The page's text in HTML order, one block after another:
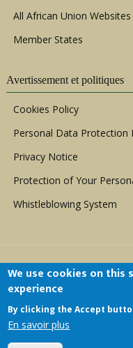
All African Union Websites
Member States
Avertissement et politiques
Cookies Policy
Personal Data Protection
Privacy Notice
Protection of Your
Whistleblowing System
Copyright ©
We use cookies on this
experience
By clicking the Accept
En savoir plus